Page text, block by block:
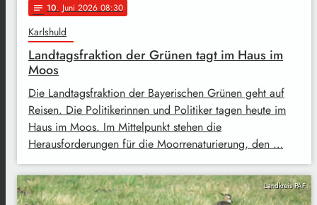
notes 10. Juni 2026 08:30
Karlshuld
Landtagsfraktion der Grünen tagt im Haus im
Moos
Die Landtagsfraktion der Bayerischen Grünen geht auf
Reisen. Die Politikerinnen und Politiker tagen heute im
Haus im Moos. Im Mittelpunkt stehen die
Herausforderungen für die Moorrenaturierung, den …
Landkreis PAF